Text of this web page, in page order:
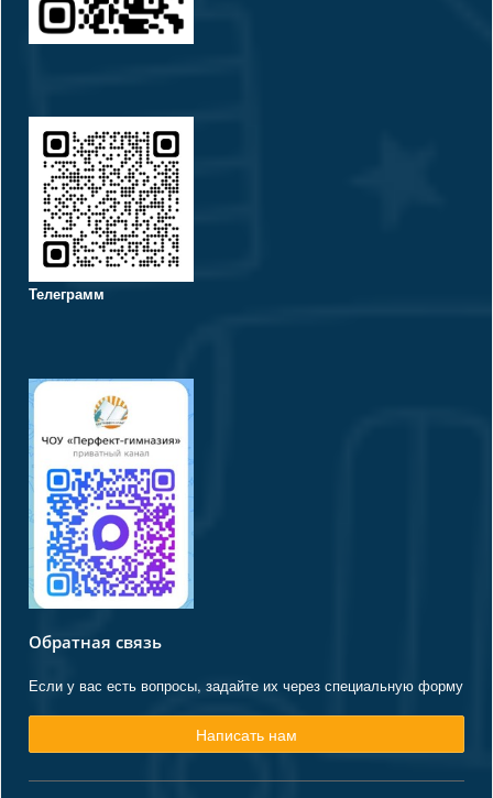
Телеграмм
Обратная связь
Если у вас есть вопросы, задайте их через специальную форму
Написать нам